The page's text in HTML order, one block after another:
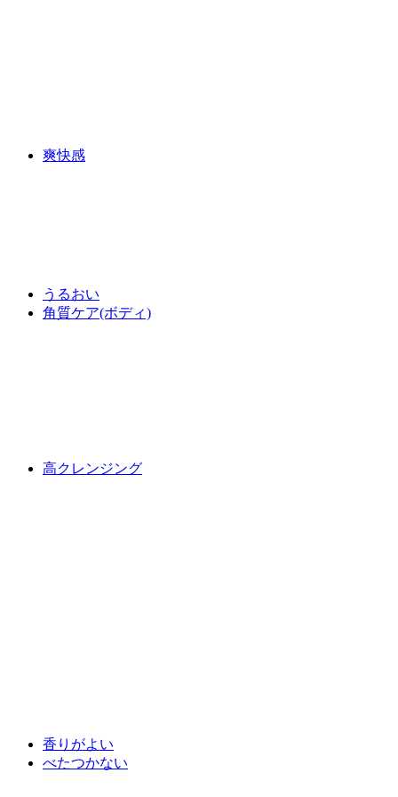
爽快感
うるおい
角質ケア(ボディ)
高クレンジング
香りがよい
べたつかない